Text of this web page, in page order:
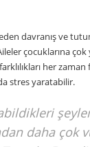
davranış ve
çocuklarına çok
her
stres yaratabilir.
daha çok